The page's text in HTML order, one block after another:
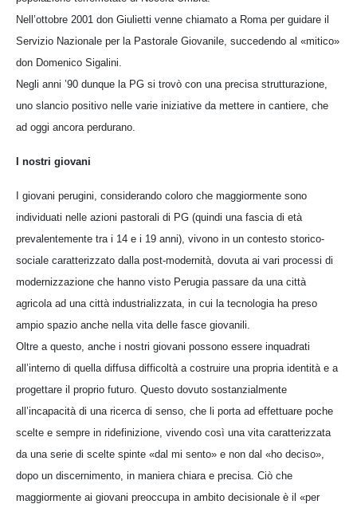
Nell’ottobre 2001 don Giulietti venne chiamato a Roma per guidare il
Servizio Nazionale per la Pastorale Giovanile, succedendo al «mitico»
don Domenico Sigalini.
Negli anni ’90 dunque la PG si trovò con una precisa strutturazione,
uno slancio positivo nelle varie iniziative da mettere in cantiere, che
ad oggi ancora perdurano.
I nostri giovani
I giovani perugini, considerando coloro che maggiormente sono
individuati nelle azioni pastorali di PG (quindi una fascia di età
prevalentemente tra i 14 e i 19 anni), vivono in un contesto storico-
sociale caratterizzato dalla post-modernità, dovuta ai vari processi di
modernizzazione che hanno visto Perugia passare da una città
agricola ad una città industrializzata, in cui la tecnologia ha preso
ampio spazio anche nella vita delle fasce giovanili.
Oltre a questo, anche i nostri giovani possono essere inquadrati
all’interno di quella diffusa difficoltà a costruire una propria identità e a
progettare il proprio futuro. Questo dovuto sostanzialmente
all’incapacità di una ricerca di senso, che li porta ad effettuare poche
scelte e sempre in ridefinizione, vivendo così una vita caratterizzata
da una serie di scelte spinte «dal mi sento» e non dal «ho deciso»,
dopo un discernimento, in maniera chiara e precisa. Ciò che
maggiormente ai giovani preoccupa in ambito decisionale è il «per